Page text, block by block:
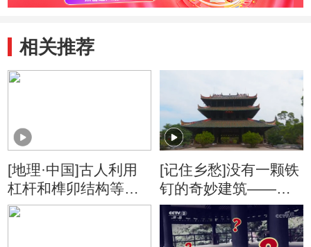
相关推荐
[地理·中国]古人利用
杠杆和榫卯结构等力
学原理 创造了结构奇
[记住乡愁]没有一颗铁
钉的奇妙建筑——真
武阁